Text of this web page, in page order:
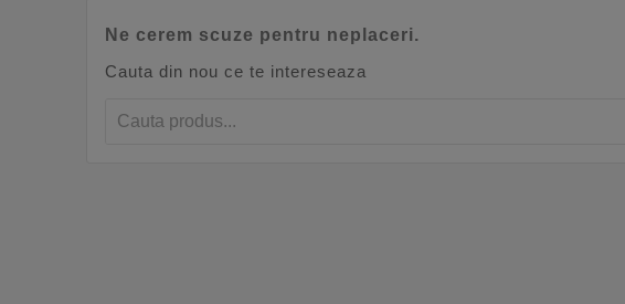
Ne cerem scuze pentru neplaceri.
Cauta din nou ce te intereseaza